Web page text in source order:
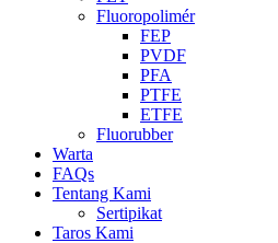
Fluoropolimér
FEP
PVDF
PFA
PTFE
ETFE
Fluorubber
Warta
FAQs
Tentang Kami
Sertipikat
Taros Kami